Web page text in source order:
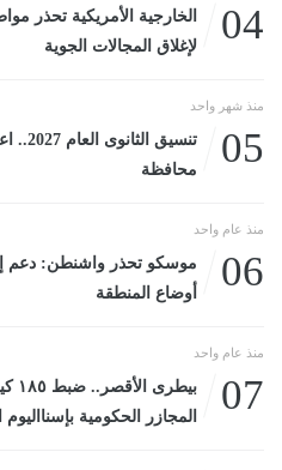
04
الخارجية الأمريكية تحذر
لإغلاق المجالات الجوية
منذ شهر واحد
05
محافظة
منذ عام واحد
06
موسكو تحذر واشنطن: دعم
أوضاع المنطقة
منذ عام واحد
07
المجازر الحكومية بإسنااليوم الجمعة، 4 أبريل